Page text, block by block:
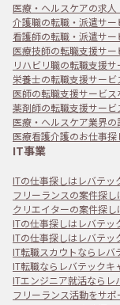
医療・ヘルスケアの求
介護職の転職・派遣サ
看護師の転職・派遣サ
医療技師の転職支援サ
リハビリ職の転職支援
栄養士の転職支援サー
医師の転職支援サービ
薬剤師の転職支援サー
医療・ヘルスケア業界
医療看護介護のお仕事
IT事業
ITの仕事探しはレバテッ
フリーランスの案件探
クリエイターの案件探
ITの仕事探しはレバテッ
ITの仕事探しはレバテッ
IT転職スカウトならレバ
IT転職ならレバテックキ
ITエンジニア就活ならレ
フリーランス活動をサ